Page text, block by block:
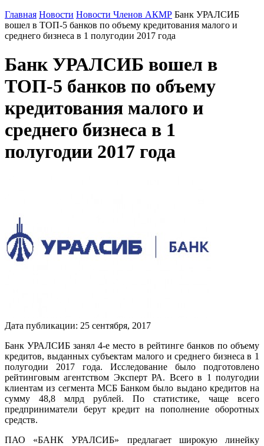
Главная Новости Новости Членов АКМР Банк УРАЛСИБ
вошел в ТОП-5 банков по объему кредитования малого и
среднего бизнеса в 1 полугодии 2017 года
Банк УРАЛСИБ вошел в
ТОП-5 банков по объему
кредитования малого и
среднего бизнеса в 1
полугодии 2017 года
Дата публикации: 25 сентября, 2017
Банк УРАЛСИБ занял 4-е место в рейтинге банков по объему
кредитов, выданных субъектам малого и среднего бизнеса в 1
полугодии 2017 года. Исследование было подготовлено
рейтинговым агентством Эксперт РА. Всего в 1 полугодии
клиентам из сегмента МСБ Банком было выдано кредитов на
сумму 48,8 млрд рублей. По статистике, чаще всего
предприниматели берут кредит на пополнение оборотных
средств.
ПАО «БАНК УРАЛСИБ» предлагает широкую линейку